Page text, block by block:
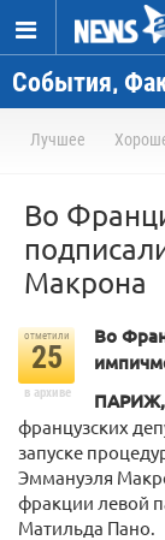
События,
Лучшее
Во
Макрона
отметили
25
в архиве
Во
ПАРИЖ,
французских
запуске
Эммануэля
фракции левой
Матильда Пано.